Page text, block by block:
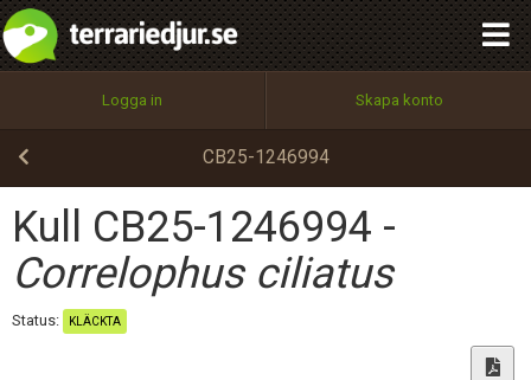
Logga in Skapa konto
CB25-1246994
Kull CB25-1246994 -
Correlophus ciliatus
Status: KLÄCKTA
Utför
100%
OK
integritetspolicy
Namn:
Epost:
Användarnamn:
Begär nytt lösenord
Tillbaka till förstasidan